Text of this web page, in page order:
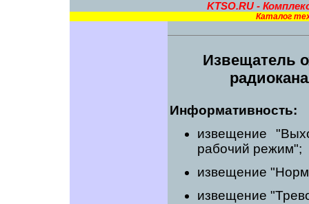
KTSO.RU -
Каталог
Извещатель
Информативность:
извещение
рабочий режим";
извещение
извещение